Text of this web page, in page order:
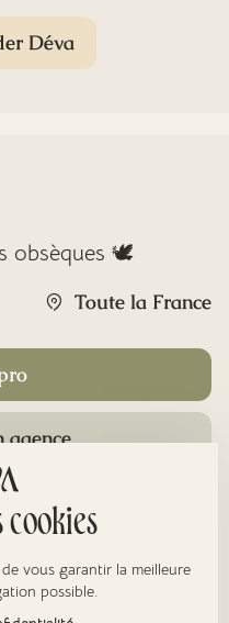
Déva
obsèques 🕊️
Toute la France
agence
cookies
vous garantir la meilleure
possible.